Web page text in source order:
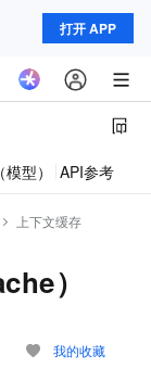
打开 APP
型） API参考（应
上下文缓存
）
我的收藏